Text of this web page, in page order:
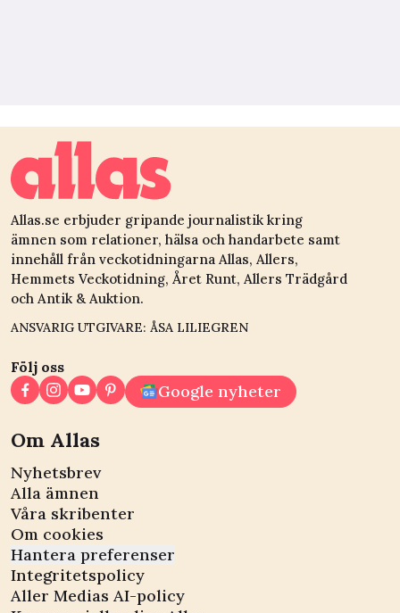
Allas.se erbjuder gripande journalistik kring
ämnen som relationer, hälsa och handarbete samt
innehåll från veckotidningarna Allas, Allers,
Hemmets Veckotidning, Året Runt, Allers Trädgård
och Antik & Auktion.
ANSVARIG UTGIVARE: ÅSA LILIEGREN
Följ oss
Google nyheter
Om Allas
Nyhetsbrev
Alla ämnen
Våra skribenter
Om cookies
Hantera preferenser
Integritetspolicy
Aller Medias AI-policy